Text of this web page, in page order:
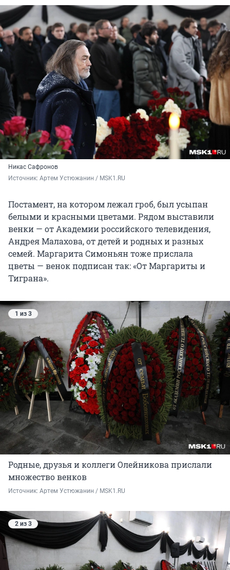
Никас Сафронов
Источник: Артем Устюжанин / MSK1.RU
Постамент, на котором лежал гроб, был усыпан
белыми и красными цветами. Рядом выставили
венки — от Академии российского телевидения,
Андрея Малахова, от детей и родных и разных
семей. Маргарита Симоньян тоже прислала
цветы — венок подписан так: «От Маргариты и
Тиграна».
1 из 3
Родные, друзья и коллеги Олейникова прислали
множество венков
Источник: Артем Устюжанин / MSK1.RU
2 из 3